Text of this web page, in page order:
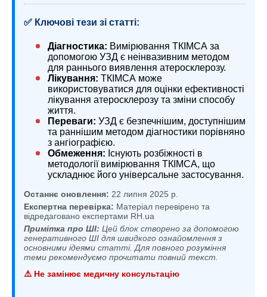
✅ Ключові тези зі статті:
Діагностика: Вимірювання ТКІМСА за
допомогою УЗД є неінвазивним методом
для раннього виявлення атеросклерозу.
Лікування: ТКІМСА може
використовуватися для оцінки ефективності
лікування атеросклерозу та зміни способу
життя.
Переваги: УЗД є безпечнішим, доступнішим
та раннішим методом діагностики порівняно
з ангіографією.
Обмеження: Існують розбіжності в
методології вимірювання ТКІМСА, що
ускладнює його універсальне застосування.
Останнє оновлення: 22 липня 2025 р.
Експертна перевірка: Матеріал перевірено та
відредаговано експертами RH.ua
Примітка про ШІ: Цей блок створено за допомогою
генеративного ШІ для швидкого ознайомлення з
основними ідеями статті. Для повного розуміння
теми рекомендуємо прочитати повний текст.
⚠️ Не замінює медичну консультацію